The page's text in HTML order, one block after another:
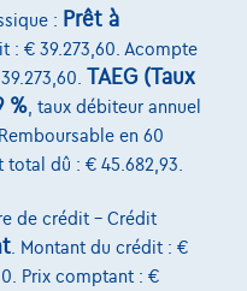
: Prêt à
: € 39.273,60. Acompte
TAEG (Taux
% , taux débiteur annuel
Remboursable en 60
total dû : € 45.682,93.
de crédit – Crédit
. Montant du crédit : €
Prix comptant : €